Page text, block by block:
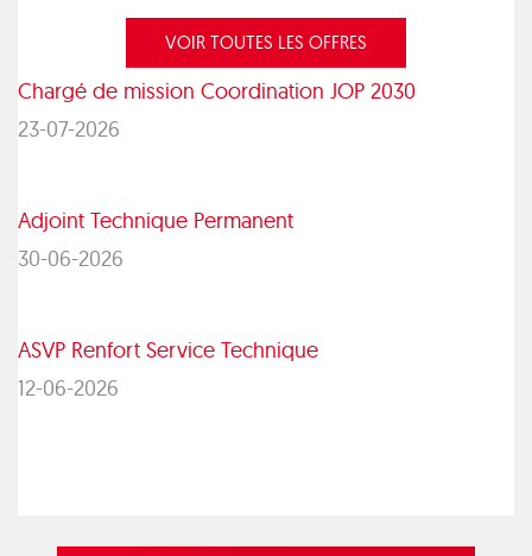
VOIR TOUTES LES OFFRES
Chargé de mission Coordination JOP 2030
23-07-2026
Adjoint Technique Permanent
30-06-2026
ASVP Renfort Service Technique
12-06-2026